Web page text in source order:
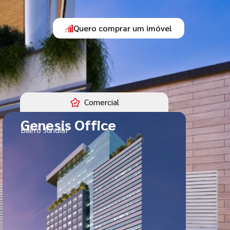
Quero comprar um imóvel
Comercial
Genesis Office
Bairro Jundiaí